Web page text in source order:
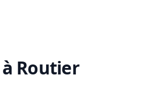
Routier